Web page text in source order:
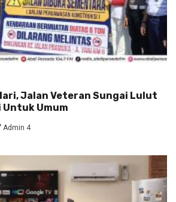
Jalan Veteran Sungai Lulut
Untuk Umum
Admin 4